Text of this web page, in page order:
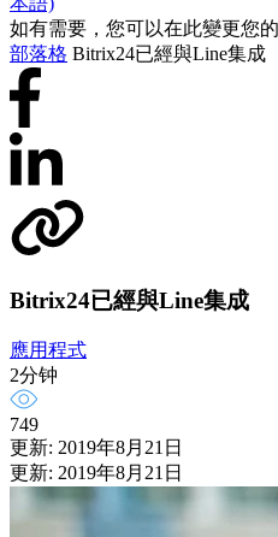
如有需要，您可以在此變更您
部落格 Bitrix24已經與Line集成
Bitrix24已經與Line集成
應用程式
2分钟
749
更新: 2019年8月21日
更新: 2019年8月21日